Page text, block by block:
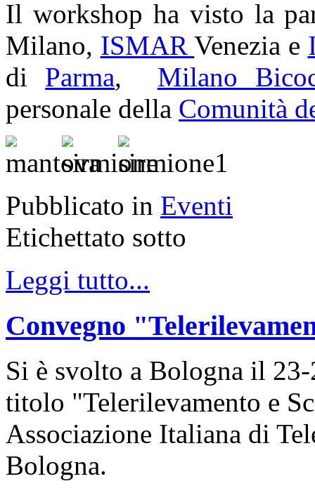
Il workshop ha visto la
Milano, ISMARVenezia e
di Parma, Milano
personale della Comunità
Pubblicato in Eventi
Etichettato sotto
Leggi tutto...
Convegno
Si è svolto a Bologna il
titolo "Telerilevamento e
Associazione Italiana di
Bologna.